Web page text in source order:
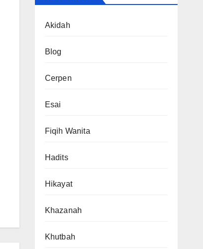
Akidah
Blog
Cerpen
Esai
Fiqih Wanita
Hadits
Hikayat
Khazanah
Khutbah